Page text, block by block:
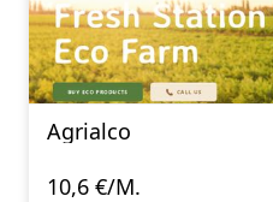
Agrialco
10,6 €/M.